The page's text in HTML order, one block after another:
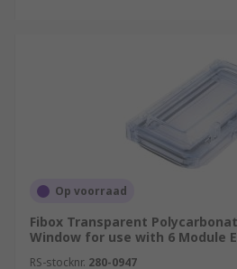
Op voorraad
Fibox Transparent
Window for use with 6 Module
RS-stocknr. 280-0947